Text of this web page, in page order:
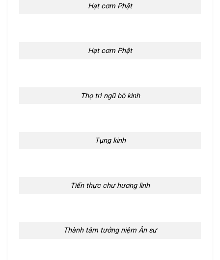
Hạt cơm Phật
Hạt cơm Phật
Thọ trì ngũ bộ kinh
Tụng kinh
Tiến thực chư hương linh
Thành tâm tưởng niệm Ân sư